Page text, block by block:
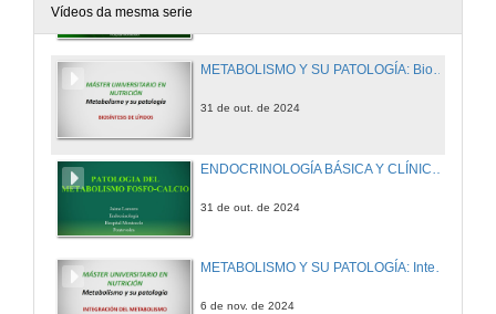
Vídeos da mesma serie
METABOLISMO Y SU PATOLOGÍA: Biosíntesis de lípidos
31 de out. de 2024
31 de out. de 2024
METABOLISMO Y SU PATOLOGÍA: Integración del metabolismo
6 de nov. de 2024